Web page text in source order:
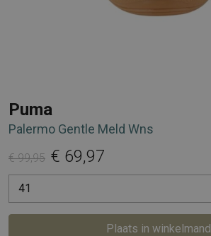
Puma
Palermo Gentle Meld Wns
€ 99,95 € 69,97
41
Plaats in winkelmand